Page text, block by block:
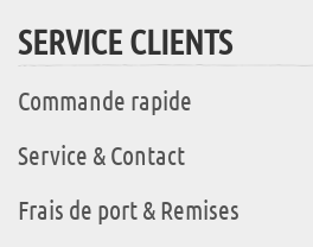
SERVICE CLIENTS
Commande rapide
Service & Contact
Frais de port & Remises